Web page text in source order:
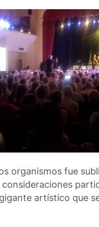
organismos fue
artístico que